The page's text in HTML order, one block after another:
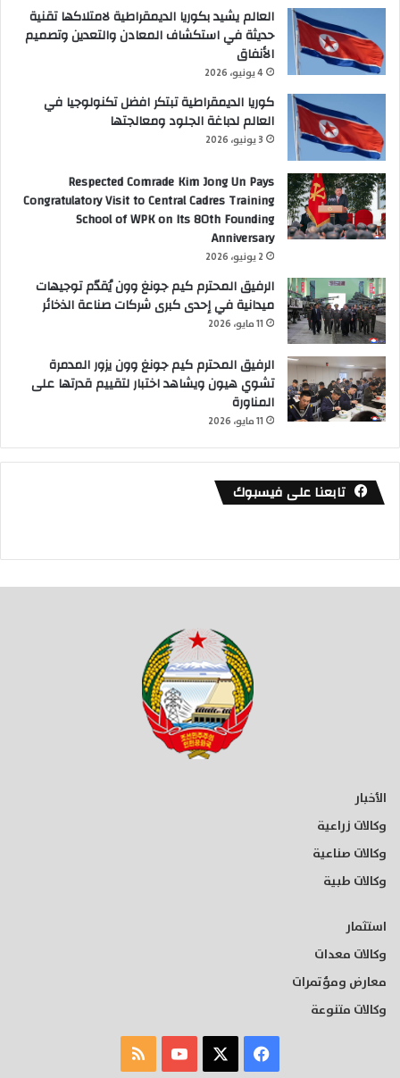
العالم يشيد بكوريا الديمقراطية لامتلاكها تقنية
حديثة في استكشاف المعادن والتعدين وتصميم
الأنفاق
4 يونيو، 2026
كوريا الديمقراطية تبتكر افضل تكنولوجيا في
العالم لدباغة الجلود ومعالجتها
3 يونيو، 2026
Respected Comrade Kim Jong Un Pays
Congratulatory Visit to Central Cadres Training
School of WPK on Its 80th Founding
Anniversary
2 يونيو، 2026
الرفيق المحترم كيم جونغ وون يُقدّم توجيهات
ميدانية في إحدى كبرى شركات صناعة الذخائر
11 مايو، 2026
الرفيق المحترم كيم جونغ وون يزور المدمرة
تشوي هيون ويشاهد اختبار لتقييم قدرتها على
المناورة
11 مايو، 2026
تابعنا على فيسبوك
الأخبار
وكالات زراعية
وكالات صناعية
وكالات طبية
استثمار
وكالات معدات
معارض ومؤتمرات
وكالات متنوعة
فيسبوك ‫YouTubeملخص